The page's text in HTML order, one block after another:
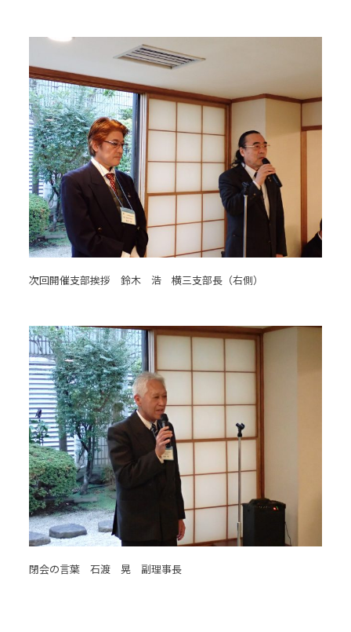
次回開催支部挨拶 鈴木 浩 横三支部長（右側）
閉会の言葉 石渡 晃 副理事長